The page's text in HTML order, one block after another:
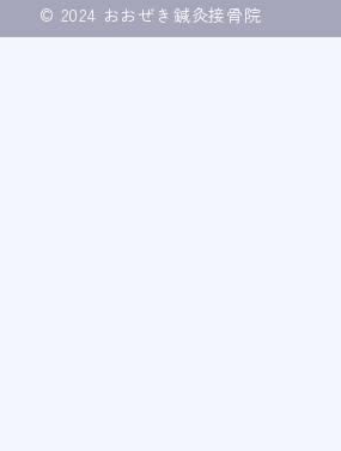
© 2024 おおぜき鍼灸接骨院